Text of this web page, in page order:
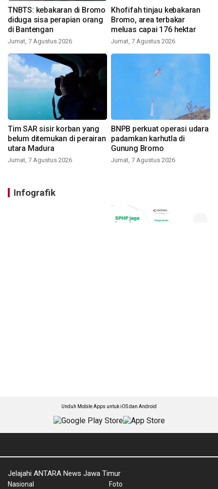
TNBTS: kebakaran di Bromo
diduga sisa perapian orang
di Bantengan
Jumat, 7 Agustus 2026
Khofifah tinjau kebakaran
Bromo, area terbakar
meluas capai 176 hektar
Jumat, 7 Agustus 2026
Tim SAR sisir korban yang
belum ditemukan di perairan
utara Madura
Jumat, 7 Agustus 2026
BNPB perkuat operasi udara
padamkan karhutla di
Gunung Bromo
Jumat, 7 Agustus 2026
Infografik
Unduh Mobile Apps untuk iOS dan Android
Jelajahi ANTARA News Jawa Timur
Nasional Foto